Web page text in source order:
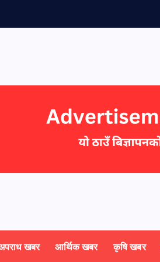
खबर आर्थिक खबर कृषि खबर